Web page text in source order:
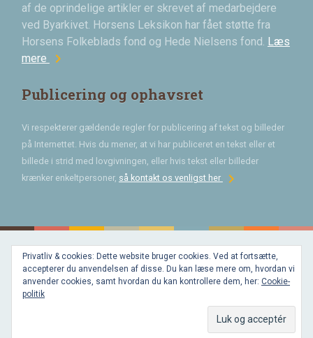
af de oprindelige artikler er skrevet af medarbejdere
ved Byarkivet. Horsens Leksikon har fået støtte fra
Horsens Folkeblads fond og Hede Nielsens fond. Læs
mere chevron_right
Publicering og ophavsret
Vi respekterer gældende regler for publicering af tekst og billeder
på Internettet. Hvis du mener, at vi har publiceret en tekst eller et
billede i strid med lovgivningen, eller hvis tekst eller billeder
krænker enkeltpersoner, så kontakt os venligst herchevron_right
Bygget med
WordPressog
favoriteaf
Privatliv & cookies: Dette website bruger cookies. Ved at fortsætte,
accepterer du anvendelsen af disse. Du kan læse mere om, hvordan vi
anvender cookies, samt hvordan du kan kontrollere dem, her: Cookie-
politik